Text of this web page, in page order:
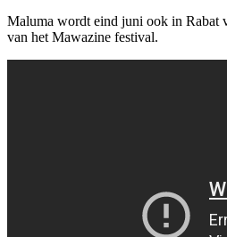
Maluma wordt eind juni ook in Rabat
van het Mawazine festival.